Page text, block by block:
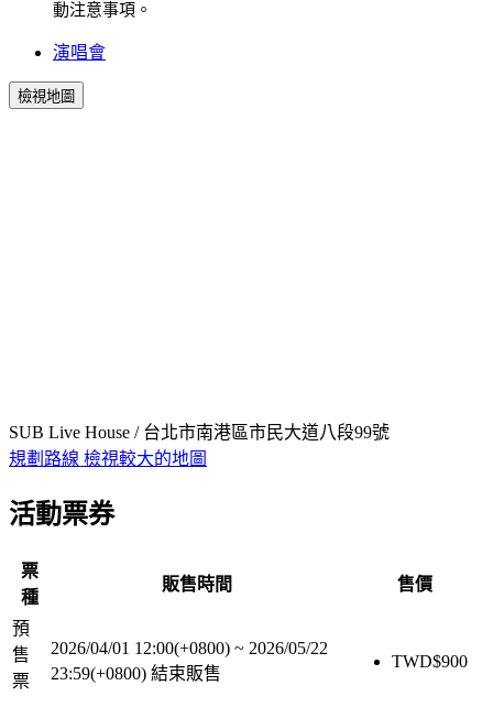
動注意事項。
演唱會
檢視地圖
SUB Live House / 台北市南港區市民大道八段99號
規劃路線 檢視較大的地圖
活動票券
票
種
販售時間 售價
預
售
票
2026/04/01 12:00(+0800) ~ 2026/05/22
23:59(+0800) 結束販售
TWD$900